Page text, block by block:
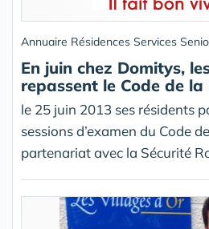
Annuaire Résidences Services
En juin chez Domitys,
repassent le Code de la
le 25 juin 2013 ses résidents
sessions d’examen du Code
partenariat avec la Sécurité